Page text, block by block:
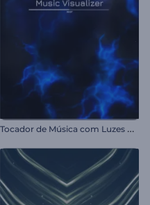
T
ocador de Música com Luzes Escuras